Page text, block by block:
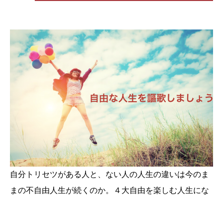
自分トリセツがある人と、ない人の人生の違いは今のま
まの不自由人生が続くのか。４大自由を楽しむ人生にな